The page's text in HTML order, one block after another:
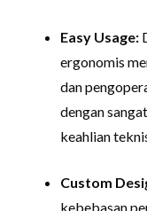
Easy Usage:
ergonomis
dan
dengan
keahlian
Custom
kebebasan